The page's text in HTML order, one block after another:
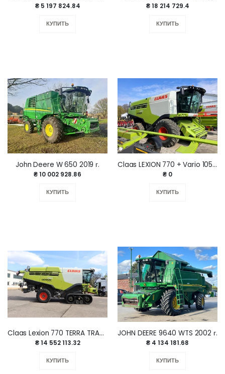
₴ 5 197 824.84
КУПИТЬ
₴ 18 214 729.4
КУПИТЬ
John Deere W 650 2019 г.
₴ 10 002 928.86
КУПИТЬ
Claas LEXION 770 + Vario 1050 2014 год
₴ 0
КУПИТЬ
Claas Lexion 770 TERRA TRAC 2018 г
₴ 14 552 113.32
КУПИТЬ
JOHN DEERE 9640 WTS 2002 г.
₴ 4 134 181.68
КУПИТЬ